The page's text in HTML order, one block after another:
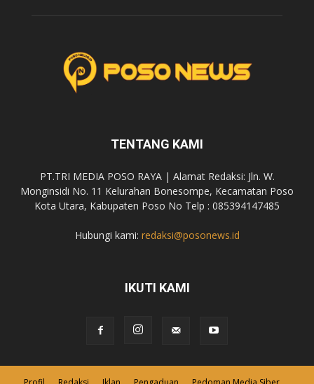
TENTANG KAMI
PT.TRI MEDIA POSO RAYA | Alamat Redaksi: Jln. W.
Monginsidi No. 11 Kelurahan Bonesompe, Kecamatan Poso
Kota Utara, Kabupaten Poso No Telp : 085394147485
Hubungi kami: redaksi@posonews.id
IKUTI KAMI